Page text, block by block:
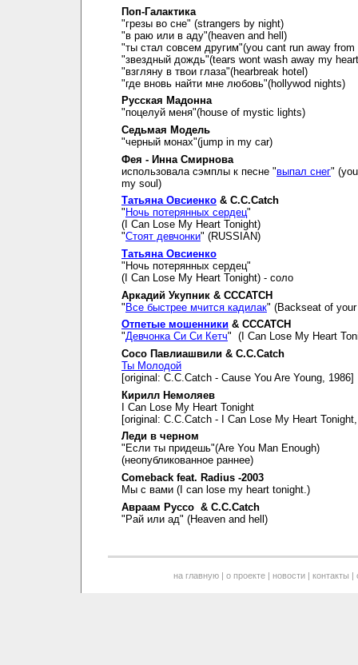
Поп-Галактика
"грезы во сне" (strangers by night)
"в раю или в аду"(heaven and hell)
"ты стал совсем другим"(you cant run away from
"звездный дождь"(tears wont wash away my
"взгляну в твои глаза"(hearbreak hotel)
"где вновь найти мне любовь"(hollywod nights)
Русская Мадонна
"поцелуй меня"(house of mystic lights)
Седьмая Модель
"черный монах"(jump in my car)
Фея - Инна Смирнова
использовала сэмплы к песне "выпал снег"
my soul)
Татьяна Овсиенко & C.C.Catch
" Ночь потерянных сердец"
(I Can Lose My Heart Tonight)
"Стоят девчонки" (RUSSIAN)
Татьяна Овсиенко
"Ночь потерянных сердец"
(I Can Lose My Heart Tonight) - соло
Аркадий Укупник & CCCATCH
"Все быстрее мчится кадилак" (Backseat of
Отпетые мошенники & CCCATCH
"Девчонка Си Си Кетч" (I Can Lose My Heart
Сосо Павлиашвили & C.C.Catch
Ты Молодой
[original: C.C.Catch - Cause You Are Young, 1986]
Кирилл Немоляев
I Can Lose My Heart Tonight
[original: C.C.Catch - I Can Lose My Heart
Леди в черном
"Если ты придешь"(Are You Man Enough)
(неопубликованное раннее)
Comeback feat. Radius -2003
Мы с вами (I can lose my heart tonight.)
Авраам Руссо & C.C.Catch
"Рай или ад" (Heaven and hell)
на главную| о проекте| новости| контакты |